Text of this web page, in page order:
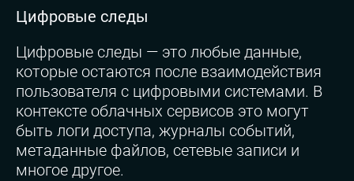
Цифровые следы
Цифровые следы — это любые данные,
которые остаются после взаимодействия
пользователя с цифровыми системами. В
контексте облачных сервисов это могут
быть логи доступа, журналы событий,
метаданные файлов, сетевые записи и
многое другое.